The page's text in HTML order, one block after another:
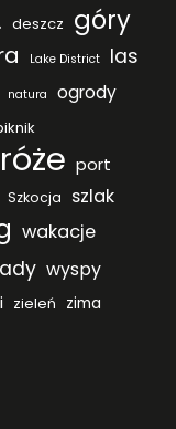
deszcz góry
Lake District las
natura ogrody
port
Szkocja szlak
wakacje
wyspy
zieleń zima